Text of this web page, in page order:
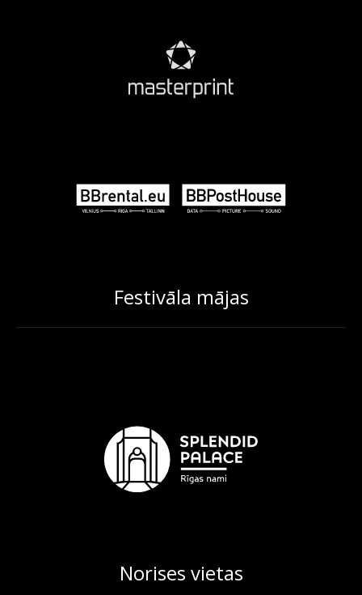
Festivāla mājas
Norises vietas